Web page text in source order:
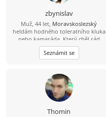
zbynislav
Muž, 44 let, Moravskoslezský
heldám hodného toleratního kluka
nebo kamaráda. Který chěl rád
poznat přírodu,zámky hrady, nebo
více
Seznámit se
Thomin